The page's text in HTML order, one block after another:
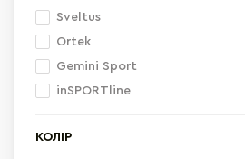
Sveltus
Ortek
Gemini Sport
inSPORTline
КОЛІР